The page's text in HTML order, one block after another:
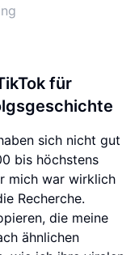
für
sich nicht gut
bis höchstens
mich war wirklich
Recherche.
die meine
ähnlichen